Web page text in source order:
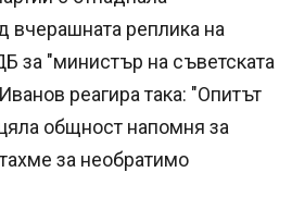
вчерашната реплика на
за "министър на съветската
реагира така: "Опитът
общност напомня за
за необратимо